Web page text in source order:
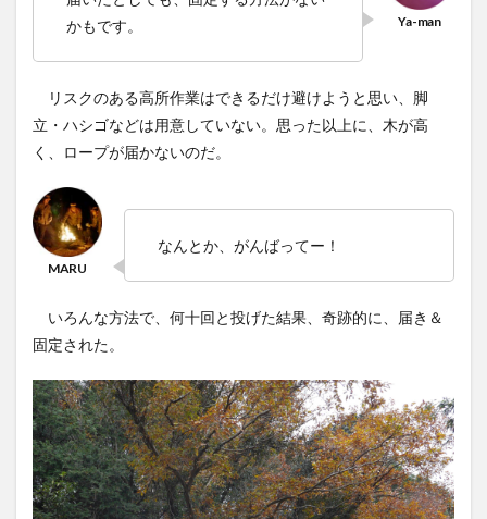
かもです。
リスクのある高所作業はできるだけ避けようと思い、脚
立・ハシゴなどは用意していない。思った以上に、木が高
く、ロープが届かないのだ。
なんとか、がんばってー！
いろんな方法で、何十回と投げた結果、奇跡的に、届き＆
固定された。